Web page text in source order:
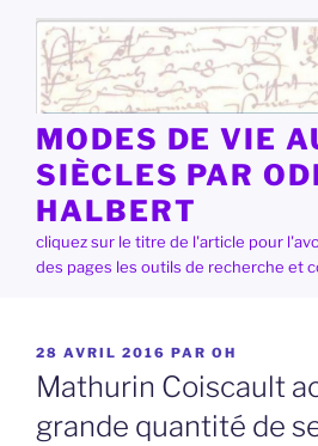
contenu
principal
MODES DE VIE
SIÈCLES PAR
HALBERT
cliquez sur le titre de l'article pour
des pages les outils de recherche et
PUBLIÉ
LE
28 AVRIL 2016 PAR OH
Mathurin Coiscault
grande quantité de